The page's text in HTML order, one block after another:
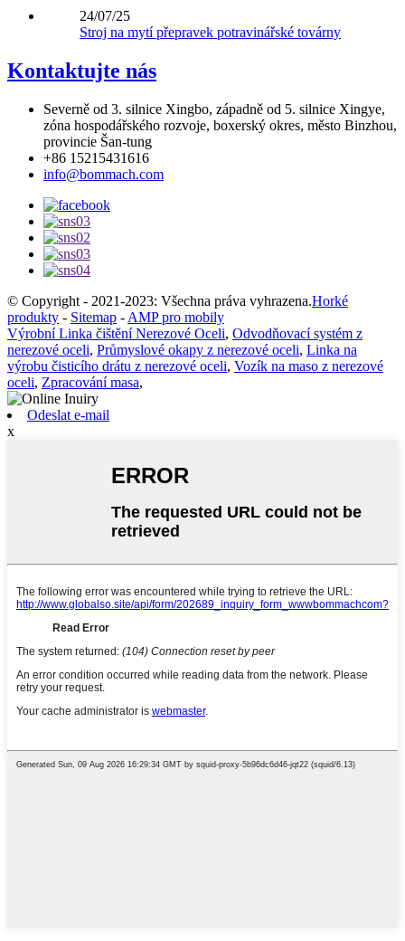
24/07/25
Stroj na mytí přepravek potravinářské továrny
Kontaktujte nás
Severně od 3. silnice Xingbo, západně od 5. silnice Xingye,
zóna hospodářského rozvoje, boxerský okres, město Binzhou,
provincie Šan-tung
+86 15215431616
info@bommach.com
© Copyright - 2021-2023: Všechna práva vyhrazena.Horké
produkty - Sitemap - AMP pro mobily
Výrobní Linka čištění Nerezové Oceli, Odvodňovací systém z
nerezové oceli, Průmyslové okapy z nerezové oceli, Linka na
výrobu čisticího drátu z nerezové oceli, Vozík na maso z nerezové
oceli, Zpracování masa,
Odeslat e-mail
x